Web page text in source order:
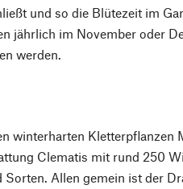
und so die Blütezeit im
jährlich im November oder
werden.
winterharten Kletterpflanzen
Clematis mit rund 250
Sorten. Allen gemein ist der